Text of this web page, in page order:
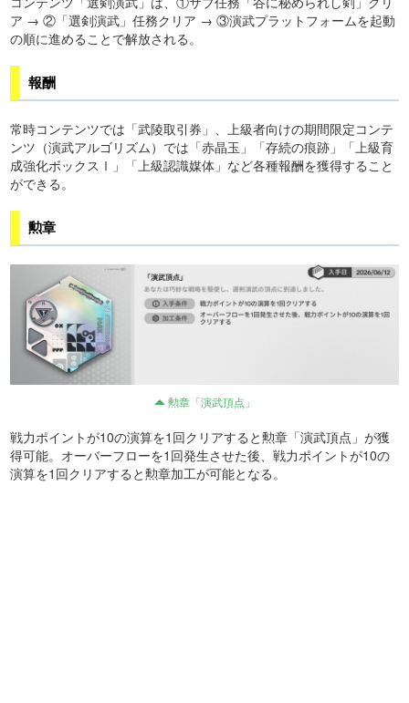
ア → ②「選剣演武」任務クリア → ③演武プラットフォームを起動
の順に進めることで解放される。
報酬
常時コンテンツでは「武陵取引券」、上級者向けの期間限定コンテ
ンツ（演武アルゴリズム）では「赤晶玉」「存続の痕跡」「上級育
成強化ボックスⅠ」「上級認識媒体」など各種報酬を獲得すること
ができる。
勲章
勲章「演武頂点」
戦力ポイントが10の演算を1回クリアすると勲章「演武頂点」が獲
得可能。オーバーフローを1回発生させた後、戦力ポイントが10の
演算を1回クリアすると勲章加工が可能となる。